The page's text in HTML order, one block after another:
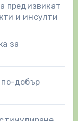
предизвикат
и инсулти
за
по-добър